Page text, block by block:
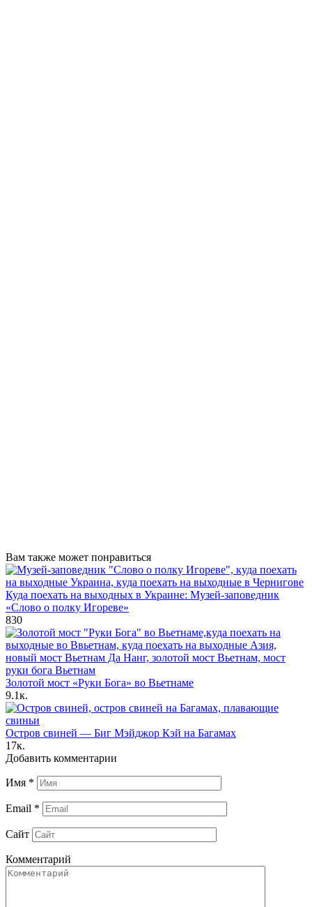
Вам также может понравиться
Куда поехать на выходных в Украине: Музей-заповедник
«Слово о полку Игореве»
830
Золотой мост «‎Руки Бога» во Вьетнаме
9.1к.
Остров свиней — Биг Мэйджор Кэй на Багамах
17к.
Добавить комментарии
Имя *
Email *
Сайт
Комментарий